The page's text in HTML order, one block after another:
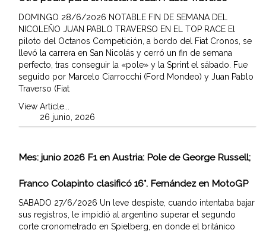
DOMINGO 28/6/2026 NOTABLE FIN DE SEMANA DEL
NICOLEÑO JUAN PABLO TRAVERSO EN EL TOP RACE El
piloto del Octanos Competición, a bordo del Fiat Cronos, se
llevó la carrera en San Nicolás y cerró un fin de semana
perfecto, tras conseguir la «pole» y la Sprint el sábado. Fue
seguido por Marcelo Ciarrocchi (Ford Mondeo) y Juan Pablo
Traverso (Fiat
View Article...
26 junio, 2026
Mes: junio 2026 F1 en Austria: Pole de George Russell;
Franco Colapinto clasificó 16°. Fernández en MotoGP
SABADO 27/6/2026 Un leve despiste, cuando intentaba bajar
sus registros, le impidió al argentino superar el segundo
corte cronometrado en Spielberg, en donde el británico